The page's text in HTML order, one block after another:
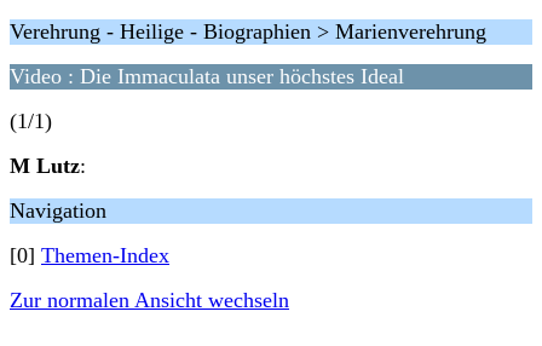
Verehrung - Heilige - Biographien > Marienverehrung
Video : Die Immaculata unser höchstes Ideal
(1/1)
M Lutz:
Navigation
[0] Themen-Index
Zur normalen Ansicht wechseln